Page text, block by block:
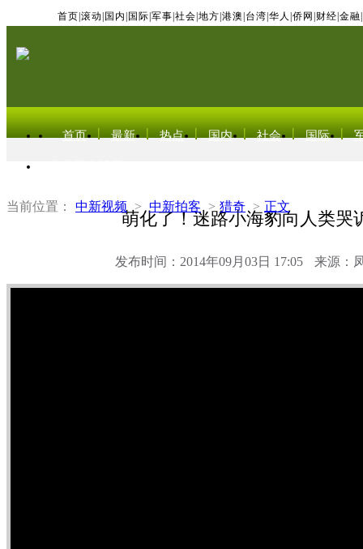
首页 滚动 国内 国际 军事 社会 地方 港澳 台湾 华人 侨网 财经 金融
首页 最新 热点 国内 社会 国际
当前位置： 中新视频 > 中新拍客 > 猎奇 > 正文
萌化了！迷路小海豹向人类哭
发布时间：2014年09月03日 17:05 来源：